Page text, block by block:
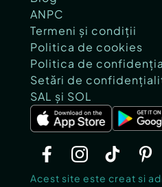
ANPC
Termeni și condiții
Politica de cookies
Politica de
Setări de
SAL și SOL
Acest site este creat si